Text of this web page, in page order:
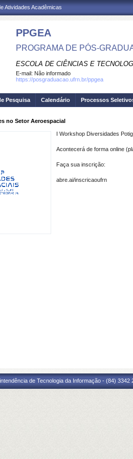
Atividades Acadêmicas
PPGEA
PROGRAMA DE PÓS-
ESCOLA DE CIÊNCIAS E
E-mail: Não informado
https://posgraduacao.ufrn.br/ppgea
Pesquisa Calendário Processos
no Setor Aeroespacial
I Workshop Diversidades
Acontecerá de forma online
Faça sua inscrição:
abre.ai/inscricaoufrn
de Tecnologia da Informação - (84)